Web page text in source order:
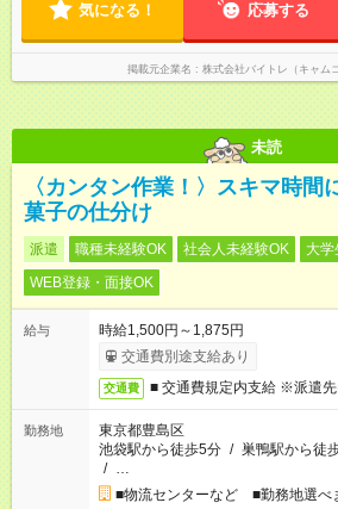
気になる！ 応募する
掲載元企業名 株式会社バイトレ（キャム
未読
〈カンタン作業！〉スキマ時間
菓子の仕分け
派遣 職種未経験OK 社会人未経験OK 大学
WEB登録・面接OK
給与
時給1,500円～1,875円
交通費別途支給あり
交通費 ■ 交通費規定内支給 ※派遣先
勤務地
東京都豊島区
池袋駅から徒歩5分 / 巣鴨駅から徒
/ …
■物流センターなど ■勤務地選べ